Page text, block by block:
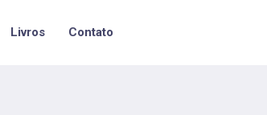
Livros Contato